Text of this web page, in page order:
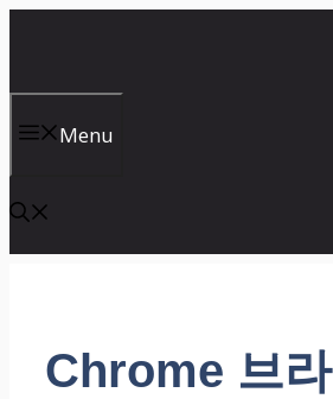
건
기
Menu
Chrome 브라